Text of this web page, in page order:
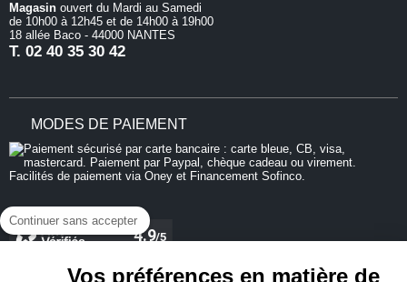
Continuer sans accepter
Vos préférences en matière de
Magasin ouvert du Mardi au Samedi
de 10h00 à 12h45 et de 14h00 à 19h00
18 allée Baco - 44000 NANTES
T. 02 40 35 30 42
MODES DE PAIEMENT